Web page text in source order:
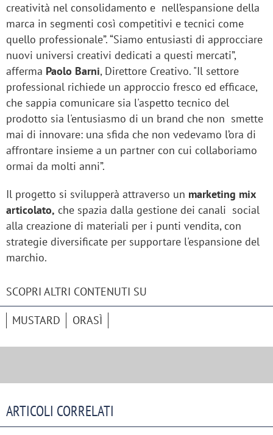
creatività nel consolidamento e nell’espansione della
marca in segmenti così competitivi e tecnici come
quello professionale”. “Siamo entusiasti di approcciare
nuovi universi creativi dedicati a questi mercati”,
afferma Paolo Barni, Direttore Creativo. "Il settore
professional richiede un approccio fresco ed efficace,
che sappia comunicare sia l'aspetto tecnico del
prodotto sia l'entusiasmo di un brand che non smette
mai di innovare: una sfida che non vedevamo l’ora di
affrontare insieme a un partner con cui collaboriamo
ormai da molti anni”.
Il progetto si svilupperà attraverso un marketing mix
articolato, che spazia dalla gestione dei canali social
alla creazione di materiali per i punti vendita, con
strategie diversificate per supportare l'espansione del
marchio.
SCOPRI ALTRI CONTENUTI SU
MUSTARD ORASÌ
ARTICOLI CORRELATI